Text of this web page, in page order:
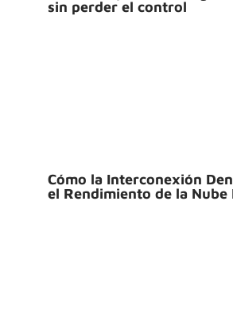
sin perder el control
Cómo la Interconexión
el Rendimiento de la Nube